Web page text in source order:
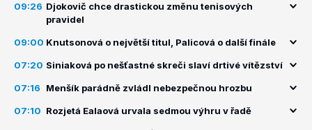
09:26 Djokovič chce drastickou změnu tenisových
pravidel
09:00 Knutsonová o největší titul, Palicová o další finále
07:20 Siniaková po nešťastné skreči slaví drtivé vítězství
07:16 Menšík parádně zvládl nebezpečnou hrozbu
07:10 Rozjetá Ealaová urvala sedmou výhru v řadě